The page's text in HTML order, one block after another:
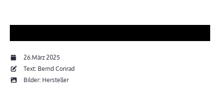
26.März 2025
Text: Bernd Conrad
Bilder: Hersteller